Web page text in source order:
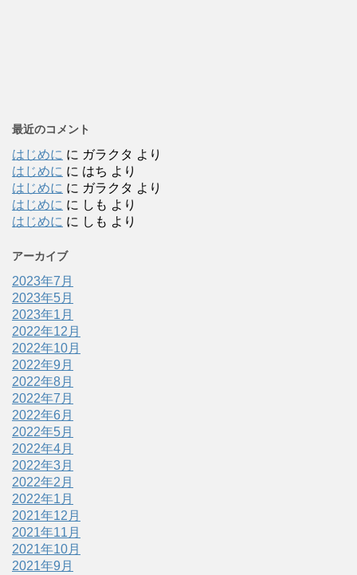
最近のコメント
はじめに に ガラクタ より
はじめに に はち より
はじめに に ガラクタ より
はじめに に しも より
はじめに に しも より
アーカイブ
2023年7月
2023年5月
2023年1月
2022年12月
2022年10月
2022年9月
2022年8月
2022年7月
2022年6月
2022年5月
2022年4月
2022年3月
2022年2月
2022年1月
2021年12月
2021年11月
2021年10月
2021年9月